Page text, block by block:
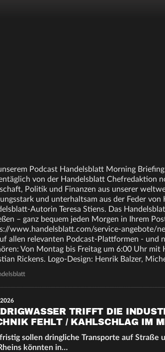
Podcast Handelsblatt Morning
von der Handelsblatt Chefredaktion
Politik und Finanzen aus unserer
und unterhaltsam aus der Feder
Autorin Teresa Stiens. Das
– ganz bequem jeden Morgen in Ihrem
www.handelsblatt.com/service-angebote/
allen relevanten Podcast-Plattformen -
Von Montag bis Freitag um 6:00 Uhr
Rickens. Logo-Design: Henrik Balzer,
TRIFFT DIE
FEHLT / KAHLSCHLAG IM
sollen dringliche Transporte auf Straße
könnten in…